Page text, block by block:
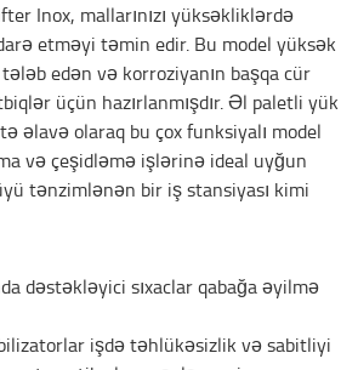
Inox, mallarınızı yüksəkliklərdə
etməyi təmin edir. Bu model yüksək
edən və korroziyanın başqa cür
üçün hazırlanmışdır. Əl paletli yük
əlavə olaraq bu çox funksiyalı model
və çeşidləmə işlərinə ideal uyğun
tənzimlənən bir iş stansiyası kimi
dəstəkləyici sıxaclar qabağa əyilmə
işdə təhlükəsizlik və sabitliyi